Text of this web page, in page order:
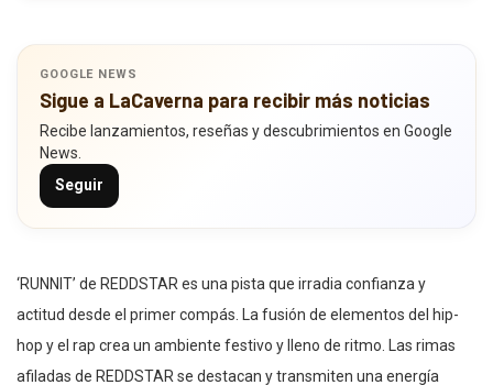
GOOGLE NEWS
Sigue a LaCaverna para recibir más noticias
Recibe lanzamientos, reseñas y descubrimientos en Google
News.
Seguir
‘RUNNIT’ de REDDSTAR es una pista que irradia confianza y
actitud desde el primer compás. La fusión de elementos del hip-
hop y el rap crea un ambiente festivo y lleno de ritmo. Las rimas
afiladas de REDDSTAR se destacan y transmiten una energía